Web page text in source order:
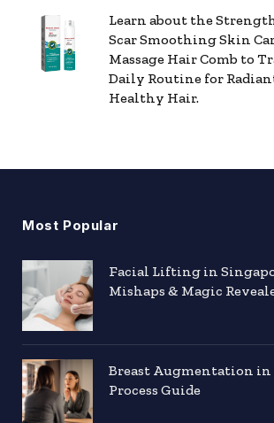
Learn about the
Scar Smoothing Skin
Massage Hair Comb to
Daily Routine for
Healthy Hair.
Most Popular
Facial Lifting in
Mishaps & Magic
Breast Augmentation
Process Guide